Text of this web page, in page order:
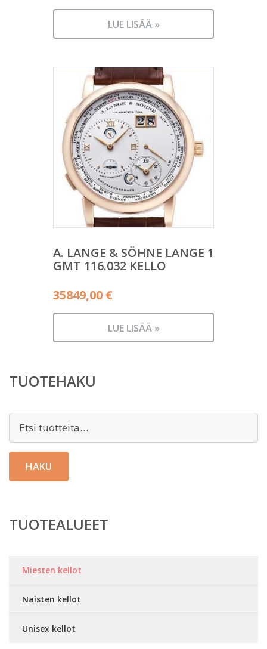
LUE LISÄÄ »
A. LANGE & SÖHNE LANGE 1
GMT 116.032 KELLO
35849,00 €
LUE LISÄÄ »
TUOTEHAKU
Etsi:
HAKU
TUOTEALUEET
Miesten kellot
Naisten kellot
Unisex kellot